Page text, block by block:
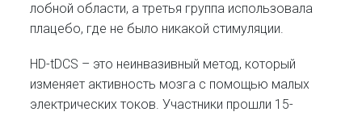
лобной области, а третья группа использовала
плацебо, где не было никакой стимуляции.
HD-tDCS – это неинвазивный метод, который
изменяет активность мозга с помощью малых
электрических токов. Участники прошли 15-